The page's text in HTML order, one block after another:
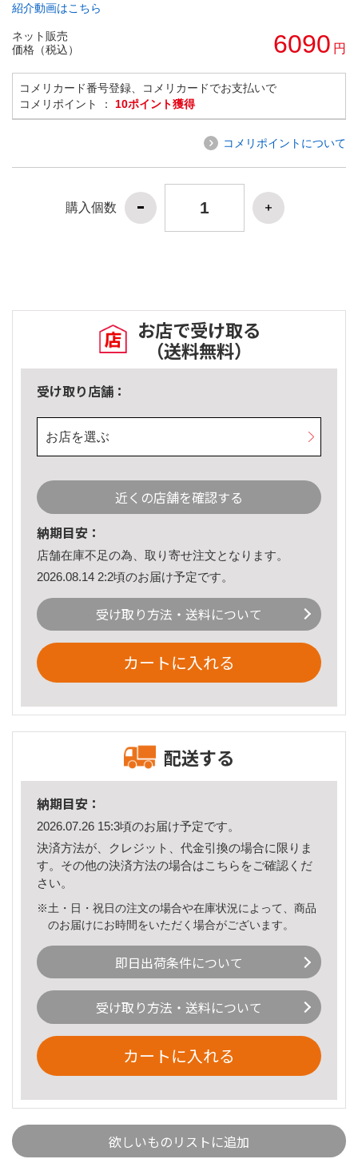
紹介動画はこちら
ネット販売
価格（税込）
6090 円
コメリカード番号登録、コメリカードでお支払いで
コメリポイント ： 10ポイント獲得
コメリポイントについて
購入個数
お店で受け取る
（送料無料）
受け取り店舗：
お店を選ぶ
近くの店舗を確認する
納期目安：
店舗在庫不足の為、取り寄せ注文となります。
2026.08.14 2:2頃のお届け予定です。
受け取り方法・送料について
カートに入れる
配送する
納期目安：
2026.07.26 15:3頃のお届け予定です。
決済方法が、クレジット、代金引換の場合に限りま
す。その他の決済方法の場合はこちら をご確認くだ
さい。
※土・日・祝日の注文の場合や在庫状況によって、商品
のお届けにお時間をいただく場合がございます。
即日出荷条件について
受け取り方法・送料について
カートに入れる
欲しいものリストに追加